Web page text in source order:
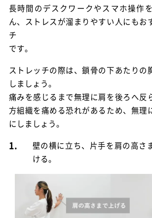
長時間のデスクワークやスマホ操作
ん、ストレスが溜まりやすい人にもお
チ
です。
ストレッチの際は、鎖骨の下あたりの
しましょう。
痛みを感じるまで無理に肩を後ろへ反
方組織を痛める恐れがあるため、無理
にしましょう。
1.
壁の横に立ち、片手を肩の高さ
ける。